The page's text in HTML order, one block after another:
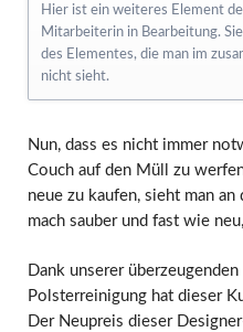
Hier ist ein weiteres Element
Mitarbeiterin in Bearbeitung.
des Elementes, die man im
nicht sieht.
Nun, dass es nicht immer
Couch auf den Müll zu
neue zu kaufen, sieht man
mach sauber und fast wie
Dank unserer
Polsterreinigung hat dieser
Der Neupreis dieser